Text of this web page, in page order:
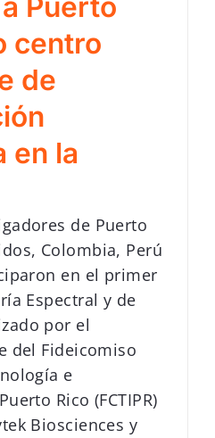
centro
de
en la
de Puerto
Colombia, Perú
en el primer
Espectral y de
por el
del Fideicomiso
e
Rico (FCTIPR)
Biosciences y